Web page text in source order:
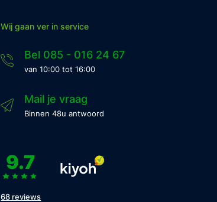
Wij gaan ver in service
Bel 085 - 016 24 67
van 10:00 tot 16:00
Mail je vraag
Binnen 48u antwoord
9.7
68 reviews